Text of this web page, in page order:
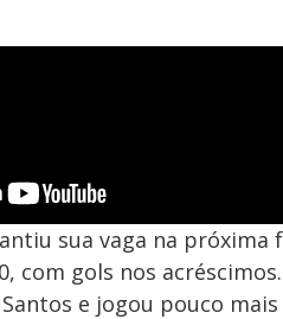
sua vaga na próxima
com gols nos
e jogou pouco